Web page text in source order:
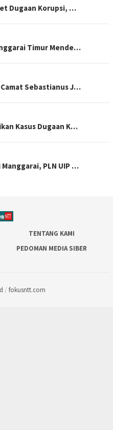
Dugaan Korupsi, …
Timur Mende…
Camat Sebastianus J…
Kasus Dugaan K…
PLN UIP …
TENTANG KAMI
PEDOMAN MEDIA SIBER
/ fokusntt.com